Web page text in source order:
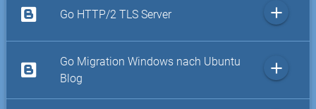
Go HTTP/2 TLS Server add
Go Migration Windows nach Ubuntu
Blog
add